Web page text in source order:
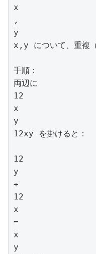
x
,
y
x,y について、重複（
手順：
両辺に
12
x
y
12xy を掛けると：
12
y
+
12
x
=
x
y